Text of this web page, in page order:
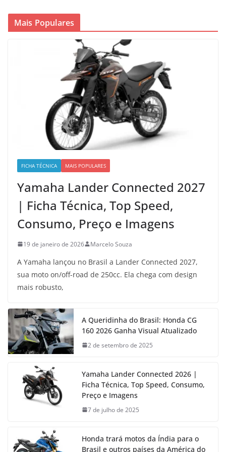
Mais Populares
FICHA TÉCNICA MAIS POPULARES
Yamaha Lander Connected 2027
| Ficha Técnica, Top Speed,
Consumo, Preço e Imagens
19 de janeiro de 2026 Marcelo Souza
A Yamaha lançou no Brasil a Lander Connected 2027,
sua moto on/off-road de 250cc. Ela chega com design
mais robusto,
A Queridinha do Brasil: Honda CG
160 2026 Ganha Visual Atualizado
2 de setembro de 2025
Yamaha Lander Connected 2026 |
Ficha Técnica, Top Speed, Consumo,
Preço e Imagens
7 de julho de 2025
Honda trará motos da Índia para o
Brasil e outros países da América do